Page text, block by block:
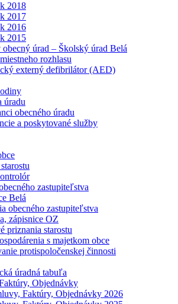
2018
2017
2016
2015
obecný úrad – Školský úrad Belá
rozhlasu
externý defibrilátor (AED)
úradu
obecného úradu
a poskytované služby
zastupiteľstva
Belá
obecného zastupiteľstva
zápisnice OZ
priznania starostu
s majetkom obce
protispoločenskej činnosti
úradná tabuľa
Objednávky
Faktúry, Objednávky 2026